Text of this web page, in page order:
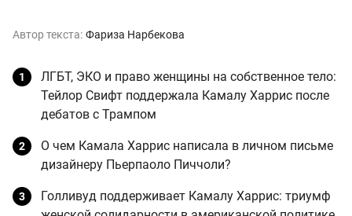
Автор текста: Фариза Нарбекова
ЛГБТ, ЭКО и право женщины на собственное тело:
Тейлор Свифт поддержала Камалу Харрис после
дебатов с Трампом
О чем Камала Харрис написала в личном письме
дизайнеру Пьерпаоло Пиччоли?
Голливуд поддерживает Камалу Харрис: триумф